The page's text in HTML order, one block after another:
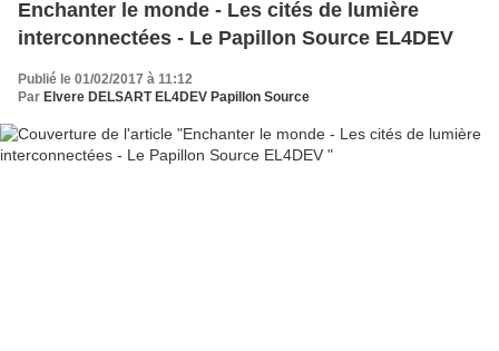
Enchanter le monde - Les cités de lumière
interconnectées - Le Papillon Source EL4DEV
Publié le 01/02/2017 à 11:12
Par Elvere DELSART EL4DEV Papillon Source